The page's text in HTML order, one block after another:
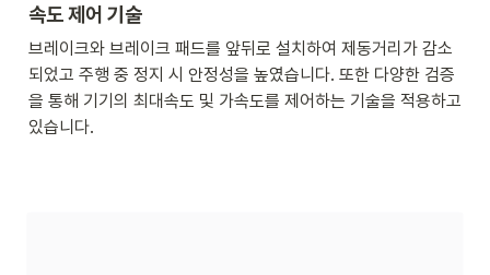
속도 제어 기술
브레이크와 브레이크 패드를 앞뒤로 설치하여 제동거리가 감소
되었고 주행 중 정지 시 안정성을 높였습니다. 또한 다양한 검증
을 통해 기기의 최대속도 및 가속도를 제어하는 기술을 적용하고
있습니다.